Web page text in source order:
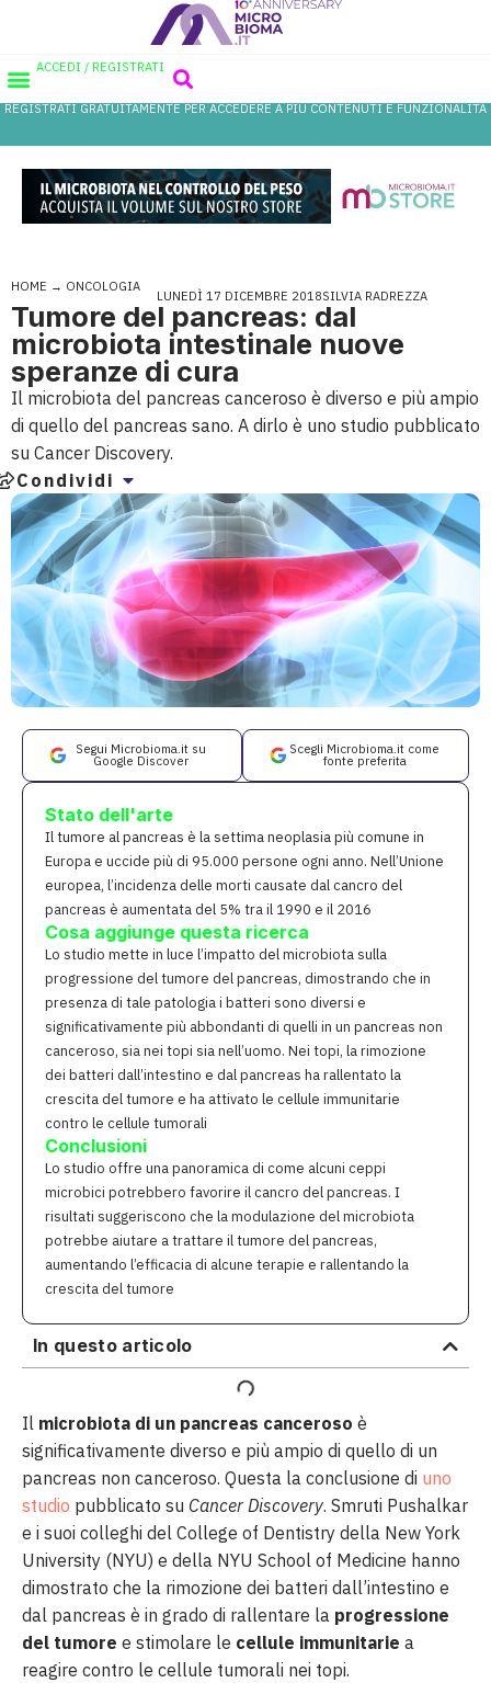
ACCEDI / REGISTRATI
REGISTRATI GRATUITAMENTE PER ACCEDERE A PIÙ CONTENUTI E FUNZIONALITÀ
HOME → ONCOLOGIA
LUNEDÌ 17 DICEMBRE 2018SILVIA RADREZZA
Tumore del pancreas: dal
microbiota intestinale nuove
speranze di cura
Il microbiota del pancreas canceroso è diverso e più ampio
di quello del pancreas sano. A dirlo è uno studio pubblicato
su Cancer Discovery.
Condividi
Segui Microbioma.it su
Google Discover
Scegli Microbioma.it come
fonte preferita
Stato dell'arte
Il tumore al pancreas è la settima neoplasia più comune in
Europa e uccide più di 95.000 persone ogni anno. Nell’Unione
europea, l’incidenza delle morti causate dal cancro del
pancreas è aumentata del 5% tra il 1990 e il 2016
Cosa aggiunge questa ricerca
Lo studio mette in luce l’impatto del microbiota sulla
progressione del tumore del pancreas, dimostrando che in
presenza di tale patologia i batteri sono diversi e
significativamente più abbondanti di quelli in un pancreas non
canceroso, sia nei topi sia nell’uomo. Nei topi, la rimozione
dei batteri dall’intestino e dal pancreas ha rallentato la
crescita del tumore e ha attivato le cellule immunitarie
contro le cellule tumorali
Conclusioni
Lo studio offre una panoramica di come alcuni ceppi
microbici potrebbero favorire il cancro del pancreas. I
risultati suggeriscono che la modulazione del microbiota
potrebbe aiutare a trattare il tumore del pancreas,
aumentando l’efficacia di alcune terapie e rallentando la
crescita del tumore
In questo articolo
Il microbiota di un pancreas canceroso è
significativamente diverso e più ampio di quello di un
pancreas non canceroso. Questa la conclusione di uno
studio pubblicato su Cancer Discovery. Smruti Pushalkar
e i suoi colleghi del College of Dentistry della New York
University (NYU) e della NYU School of Medicine hanno
dimostrato che la rimozione dei batteri dall’intestino e
dal pancreas è in grado di rallentare la progressione
del tumore e stimolare le cellule immunitarie a
reagire contro le cellule tumorali nei topi.